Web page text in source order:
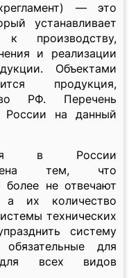
— это
устанавливает
к производству,
и реализации
Объектами
продукция,
РФ. Перечень
России на данный
в России
тем, что
не отвечают
а их количество
технических
систему
для
для всех видов